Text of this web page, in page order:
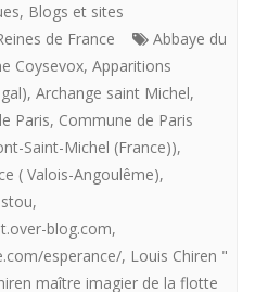
, Blogs et sites
de France
Abbaye du
Coysevox, Apparitions
, Archange saint Michel,
Paris, Commune de Paris
Saint-Michel (France)),
( Valois-Angoulême),
,
blog.com,
esperance/, Louis Chiren "
maître imagier de la flotte